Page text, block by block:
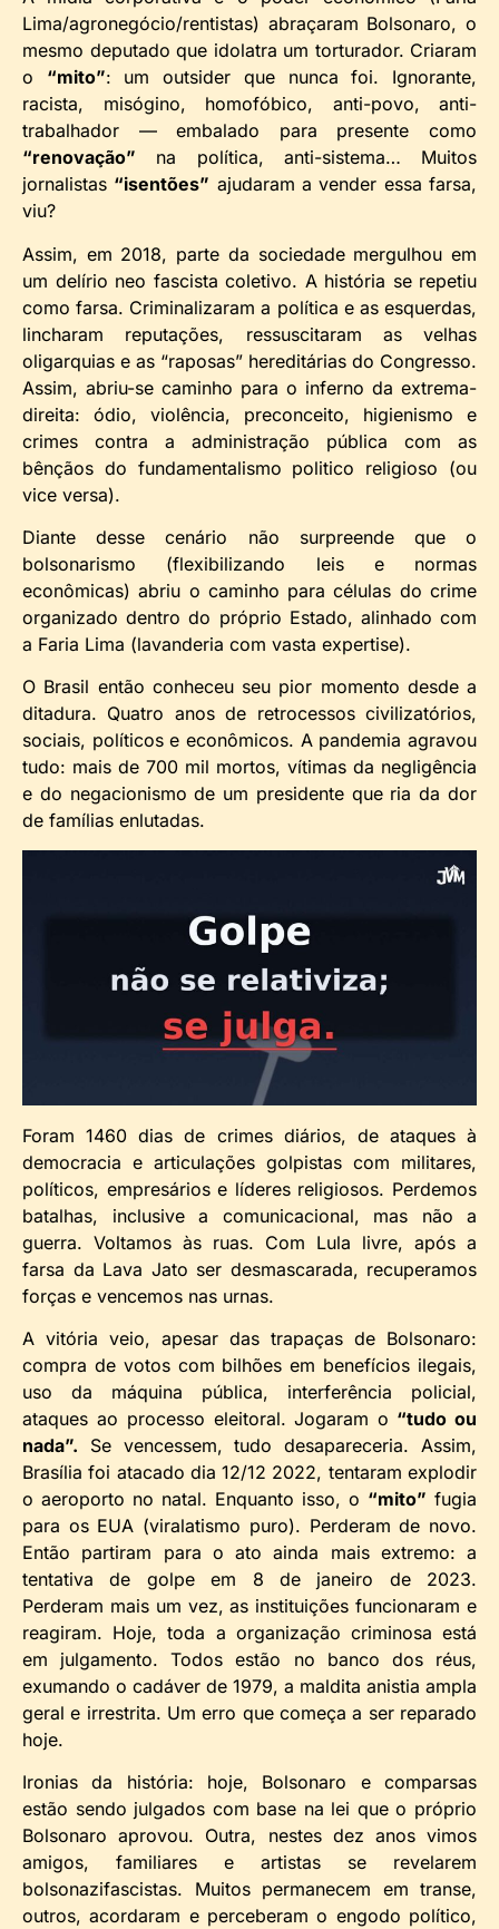
Lima/agronegócio/rentistas) abraçaram Bolsonaro, o
mesmo deputado que idolatra um torturador. Criaram
o “mito”: um outsider que nunca foi. Ignorante,
racista, misógino, homofóbico, anti-povo, anti-
trabalhador — embalado para presente como
“renovação” na política, anti-sistema… Muitos
jornalistas “isentões” ajudaram a vender essa farsa,
viu?
Assim, em 2018, parte da sociedade mergulhou em
um delírio neo fascista coletivo. A história se repetiu
como farsa. Criminalizaram a política e as esquerdas,
lincharam reputações, ressuscitaram as velhas
oligarquias e as “raposas” hereditárias do Congresso.
Assim, abriu-se caminho para o inferno da extrema-
direita: ódio, violência, preconceito, higienismo e
crimes contra a administração pública com as
bênçãos do fundamentalismo politico religioso (ou
vice versa).
Diante desse cenário não surpreende que o
bolsonarismo (flexibilizando leis e normas
econômicas) abriu o caminho para células do crime
organizado dentro do próprio Estado, alinhado com
a Faria Lima (lavanderia com vasta expertise).
O Brasil então conheceu seu pior momento desde a
ditadura. Quatro anos de retrocessos civilizatórios,
sociais, políticos e econômicos. A pandemia agravou
tudo: mais de 700 mil mortos, vítimas da negligência
e do negacionismo de um presidente que ria da dor
de famílias enlutadas.
Foram 1460 dias de crimes diários, de ataques à
democracia e articulações golpistas com militares,
políticos, empresários e líderes religiosos. Perdemos
batalhas, inclusive a comunicacional, mas não a
guerra. Voltamos às ruas. Com Lula livre, após a
farsa da Lava Jato ser desmascarada, recuperamos
forças e vencemos nas urnas.
A vitória veio, apesar das trapaças de Bolsonaro:
compra de votos com bilhões em benefícios ilegais,
uso da máquina pública, interferência policial,
ataques ao processo eleitoral. Jogaram o “tudo ou
nada”. Se vencessem, tudo desapareceria. Assim,
Brasília foi atacado dia 12/12 2022, tentaram explodir
o aeroporto no natal. Enquanto isso, o “mito” fugia
para os EUA (viralatismo puro). Perderam de novo.
Então partiram para o ato ainda mais extremo: a
tentativa de golpe em 8 de janeiro de 2023.
Perderam mais um vez, as instituições funcionaram e
reagiram. Hoje, toda a organização criminosa está
em julgamento. Todos estão no banco dos réus,
exumando o cadáver de 1979, a maldita anistia ampla
geral e irrestrita. Um erro que começa a ser reparado
hoje.
Ironias da história: hoje, Bolsonaro e comparsas
estão sendo julgados com base na lei que o próprio
Bolsonaro aprovou. Outra, nestes dez anos vimos
amigos, familiares e artistas se revelarem
bolsonazifascistas. Muitos permanecem em transe,
outros, acordaram e perceberam o engodo político,